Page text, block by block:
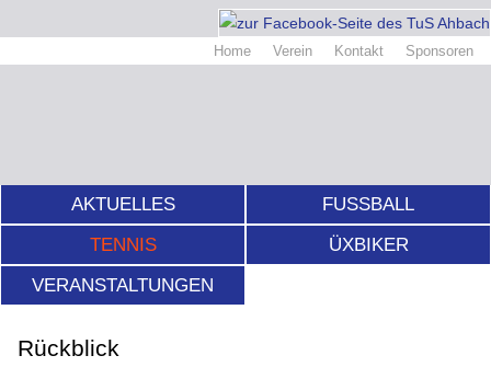
Home Verein Kontakt Sponsoren
AKTUELLES
FUSSBALL
TENNIS
ÜXBIKER
VERANSTALTUNGEN
Rückblick